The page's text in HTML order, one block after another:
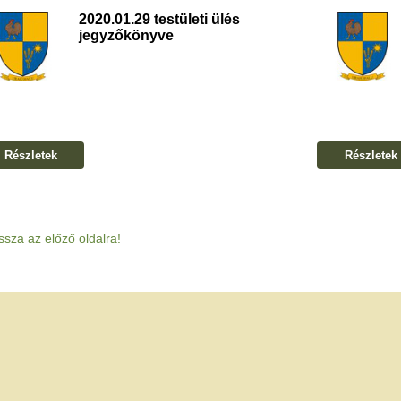
2020.01.29 testületi ülés
jegyzőkönyve
Részletek Részletek
az előző oldalra!